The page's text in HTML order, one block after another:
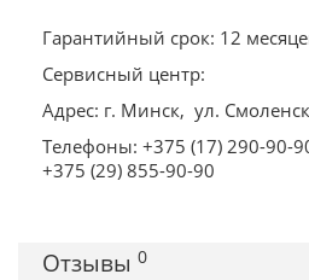
Гарантийный срок: 12
Сервисный центр:
Адрес: г. Минск, ул.
Телефоны: +375 (17) 290-90-
+375 (29) 855-90-90
Отзывы 0